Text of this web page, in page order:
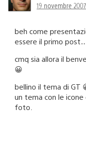
19 novembre
beh come
essere il primo post…
cmq sia allora il
😀
bellino il tema di GT
un tema con le
foto.